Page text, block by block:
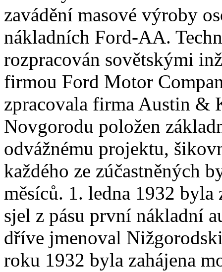
zavádění masové výroby
nákladních Ford-AA.
rozpracován sovětskými
firmou Ford Motor
zpracovala firma Austin &
Novgorodu položen
odvážnému projektu,
každého ze zúčastněných
měsíců. 1. ledna 1932 byla
sjel z pásu první nákladní
dříve jmenoval
roku 1932 byla zahájena